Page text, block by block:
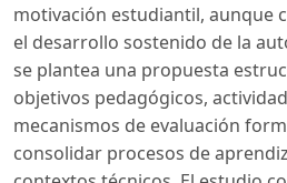
motivación estudiantil, aunque
el desarrollo sostenido de la
se plantea una propuesta
objetivos pedagógicos,
mecanismos de evaluación
consolidar procesos de